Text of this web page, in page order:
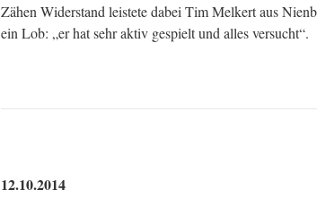
Zähen Widerstand leistete dabei Tim Melkert aus
ein Lob: „er hat sehr aktiv gespielt und alles versucht“.
12.10.2014